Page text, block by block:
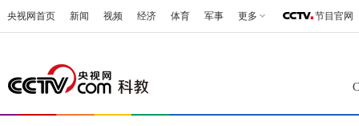
央视网首页 新闻 视频 经济 体育 军事 更多 节目官网